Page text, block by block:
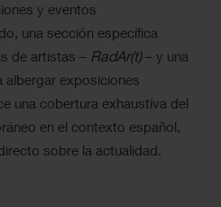
y eventos
una sección específica
de artistas – RadAr(t)– y una
albergar exposiciones
una cobertura exhaustiva del
en el contexto español,
sobre la actualidad.